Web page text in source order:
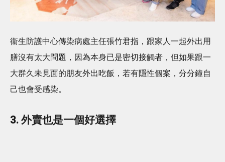
衞生防護中心傳染病處主任張竹君指，跟家人一起外出用
膳沒有太大問題，因為本身已是密切接觸者，但如果跟一
大群久未見面的朋友外出吃飯，若有隱性個案，分分鐘自
己也會受感染。
3. 外賣也是一個好選擇